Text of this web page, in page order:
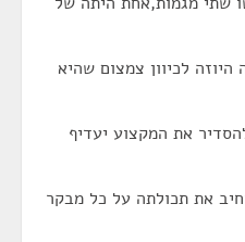
לכיוון צמצום שהיא
את המקצוע יעדיף
את תכולתה על כל מבקר